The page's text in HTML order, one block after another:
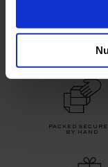
packed
by hand